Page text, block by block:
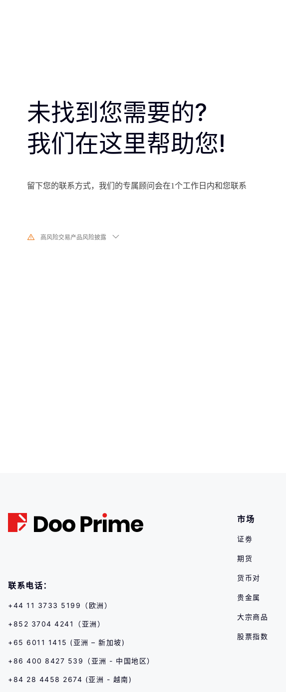
未找到您需要的?
我们在这里帮助您!
留下您的联系方式，我们的专属顾问会在1个工作日内和您联系
高风险交易产品风险披露
联系电话：
+44 11 3733 5199（欧洲）
+852 3704 4241（亚洲）
+65 6011 1415 (亚洲 – 新加坡)
+86 400 8427 539（亚洲 - 中国地区）
+84 28 4458 2674 (亚洲 - 越南)
市场
证劵
期货
货币对
贵金属
大宗商品
股票指数